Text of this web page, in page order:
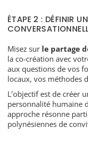
ÉTAPE 2 : DÉFINIR
Misez sur le partage
la co-création avec
aux questions de vos
locaux, vos méthodes
L’objectif est de créer
personnalité humaine
approche résonne
polynésiennes de